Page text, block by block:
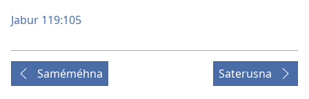
Jabur 119:105
Saméméhna Saterusna